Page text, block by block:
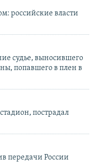
российские власти
судье, выносившего
попавшего в плен в
пострадал
передачи России